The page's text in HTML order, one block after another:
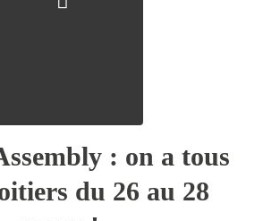
: on a tous
du 26 au 28